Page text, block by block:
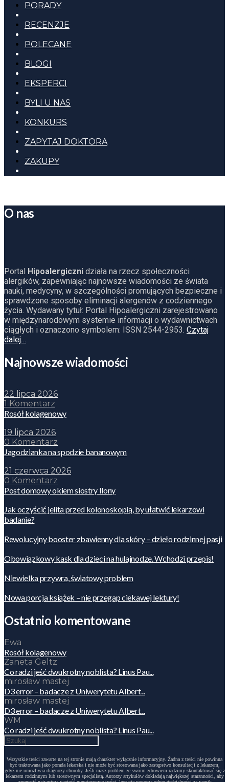
PORADY
RECENZJE
POLECANE
BLOGI
EKSPERCI
BYLI U NAS
KONKURS
ZAPYTAJ DOKTORA
ZAKUPY
O nas
Portal Hipoalergiczni działa na rzecz społeczności
alergików, zapewniając najnowsze wiadomości ze świata
nauki, medycyny, w szczególności promujących bezpieczne i
sprawdzone sposoby eliminacji alergenów z codziennego
życia. Wydawany tytuł: Portal Hipoalergiczni zarejestrowano
w międzynarodowym systemie informacji o wydawnictwach
ciągłych i oznaczono symbolem: ISSN 2544-2953. Czytaj
dalej…
Najnowsze wiadomości
22 lipca 2026
1 Komentarz
Rosół kolagenowy
19 lipca 2026
0 Komentarz
Jagodzianka na spodzie bananowym
21 czerwca 2026
0 Komentarz
Post domowy okiem siostry Ilony
Jak oczyścić jelita przed kolonoskopią, by ułatwić lekarzowi
badanie?
Rewolucyjny booster zbawienny dla skóry – dzieło rodzinnej pasji
Obowiązkowy kask dla dzieci na hulajnodze. Wchodzi przepis!
Niewielka przywra, światowy problem
Nowa porcja książek – nie przegap ciekawej lektury!
Ostatnio komentowane
Ewa
Rosół kolagenowy
Żaneta Geltz
Co radzi jeść dwukrotny noblista? Linus Pau...
mirosław mastej
D3 error – badacze z Uniwerytetu Albert...
mirosław mastej
D3 error – badacze z Uniwerytetu Albert...
WM
Co radzi jeść dwukrotny noblista? Linus Pau...
Wszystkie treści zawarte na tej stronie mają charakter wyłącznie informacyjny. Żadna z treści nie powinna
być traktowana jako porada lekarska i nie może być stosowana jako zastępstwo konsultacji z lekarzem,
gdyż nie umożliwia diagnozy choroby. Jeśli masz problem ze swoim zdrowiem radzimy skontaktować się z
lekarzem rodzinnym lub stosownym specjalistą. Autorzy artykułów dokładają największej staranności, aby